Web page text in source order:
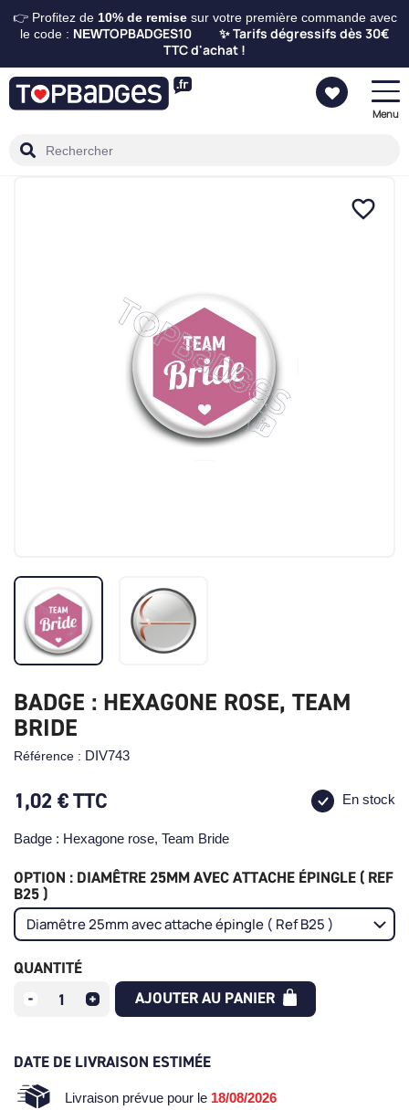
👉 Profitez de 10% de remisesur votre première commande avec
le code : NEWTOPBADGES10 ✨ Tarifs dégressifs dès 30€
TTC d'achat !
Menu
favorite_border
BADGE : HEXAGONE ROSE, TEAM
BRIDE
Référence : DIV743
1,02 €TTC En stock
Badge : Hexagone rose, Team Bride
OPTION : DIAMÊTRE 25MM AVEC ATTACHE ÉPINGLE ( REF
B25 )
QUANTITÉ
AJOUTER AU PANIER
DATE DE LIVRAISON ESTIMÉE
Livraison prévue pour le 18/08/2026